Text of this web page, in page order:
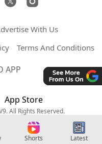
With Us
Terms And Conditions
APP
All Rights Reserved.
Shorts Latest